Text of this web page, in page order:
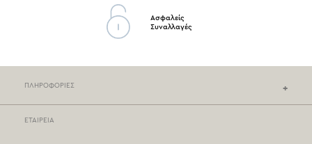
Ασφαλείς
Συναλλαγές
ΠΛΗΡΟΦΟΡΙΕΣ
ΕΤΑΙΡΕΙΑ